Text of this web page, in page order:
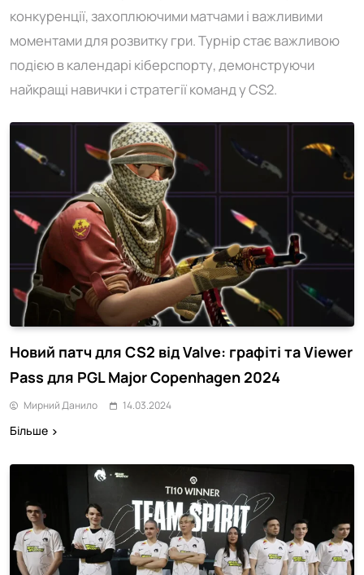
конкуренції, захоплюючими матчами і важливими
моментами для розвитку гри. Турнір стає важливою
подією в календарі кіберспорту, демонструючи
найкращі навички і стратегії команд у CS2.
Новий патч для CS2 від Valve: графіті та Viewer
Pass для PGL Major Copenhagen 2024
Мирний Данило 14.03.2024
Більше